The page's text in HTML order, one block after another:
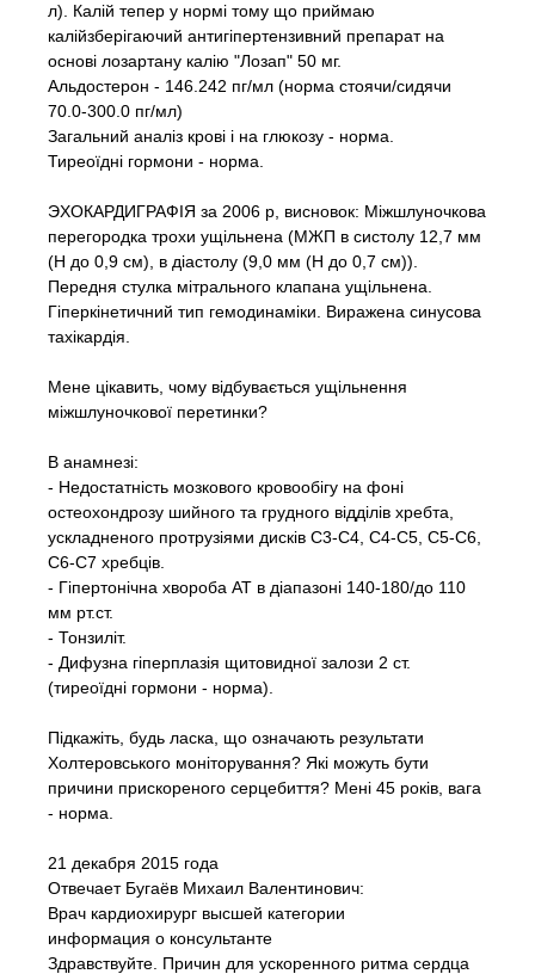
л). Калій тепер у нормі тому що приймаю
калійзберігаючий антигіпертензивний препарат на
основі лозартану калію "Лозап" 50 мг.
Альдостерон - 146.242 пг/мл (норма стоячи/сидячи
70.0-300.0 пг/мл)
Загальний аналіз крові і на глюкозу - норма.
Тиреоїдні гормони - норма.
ЭХОКАРДИГРАФІЯ за 2006 р, висновок: Міжшлуночкова
перегородка трохи ущільнена (МЖП в систолу 12,7 мм
(Н до 0,9 см), в діастолу (9,0 мм (Н до 0,7 см)).
Передня стулка мітрального клапана ущільнена.
Гіперкінетичний тип гемодинаміки. Виражена синусова
тахікардія.
Мене цікавить, чому відбувається ущільнення
міжшлуночкової перетинки?
В анамнезі:
- Недостатність мозкового кровообігу на фоні
остеохондрозу шийного та грудного відділів хребта,
ускладненого протрузіями дисків С3-С4, С4-С5, С5-С6,
С6-С7 хребців.
- Гіпертонічна хвороба АТ в діапазоні 140-180/до 110
мм рт.ст.
- Тонзиліт.
- Дифузна гіперплазія щитовидної залози 2 ст.
(тиреоїдні гормони - норма).
Підкажіть, будь ласка, що означають результати
Холтеровського моніторування? Які можуть бути
причини прискореного серцебиття? Мені 45 років, вага
- норма.
21 декабря 2015 года
Отвечает Бугаёв Михаил Валентинович:
Врач кардиохирург высшей категории
информация о консультанте
Здравствуйте. Причин для ускоренного ритма сердца